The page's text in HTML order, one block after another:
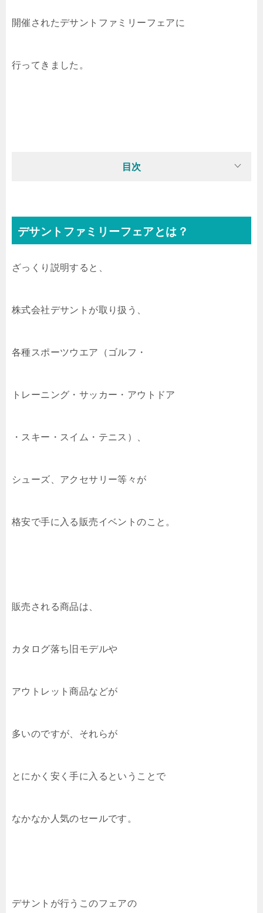
開催されたデサントファミリーフェアに
行ってきました。
目次
デサントファミリーフェアとは？
ざっくり説明すると、
株式会社デサントが取り扱う、
各種スポーツウエア（ゴルフ・
トレーニング・サッカー・アウトドア
・スキー・スイム・テニス）、
シューズ、アクセサリー等々が
格安で手に入る販売イベントのこと。
販売される商品は、
カタログ落ち旧モデルや
アウトレット商品などが
多いのですが、それらが
とにかく安く手に入るということで
なかなか人気のセールです。
デサントが行うこのフェアの